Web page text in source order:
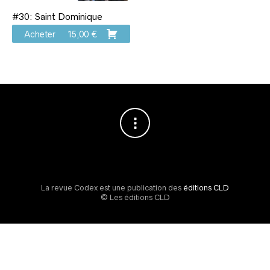
#30: Saint Dominique
Acheter 15,00 €
La revue Codex est une publication des éditions CLD
© Les éditions CLD